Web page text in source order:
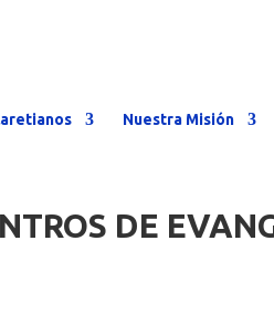
Nuestra Misión
DE